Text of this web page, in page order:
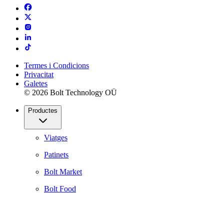
Termes i Condicions
Privacitat
Galetes
© 2026 Bolt Technology OÜ
Productes
Viatges
Patinets
Bolt Market
Bolt Food